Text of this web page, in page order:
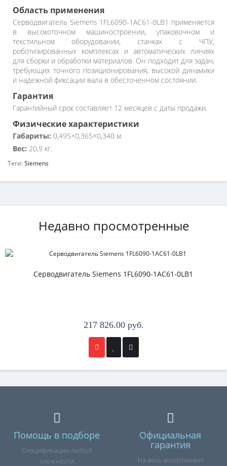
Область применения
Серводвигатель Siemens 1FL6090-1AC61-0LB1 применяется
в высокоточном машиностроении, упаковочном и
текстильном оборудовании, станках с ЧПУ,
роботизированных комплексах и автоматических линиях
для сборки и обработки материалов. Он подходит для задач,
требующих точного позиционирования, высокой динамики
и надежной фиксации вала в обесточенном состоянии.
Гарантия
Гарантийный срок составляет 12 месяцев с даты продажи.
Физические характеристики
Габариты: 0,495×0,365×0,340 м.
Вес: 20,9 кг.
Теги:Siemens
Недавно просмотренные
Серводвигатель Siemens 1FL6090-1AC61-0LB1
217 826.00 руб.
Помощь в подборе
Спецификации любой
сложности
Официальная
гарантия
На весь ассортимент